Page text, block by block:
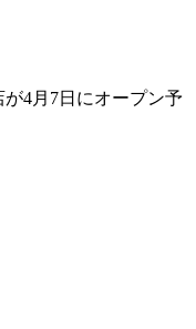
が4月7日にオープン予